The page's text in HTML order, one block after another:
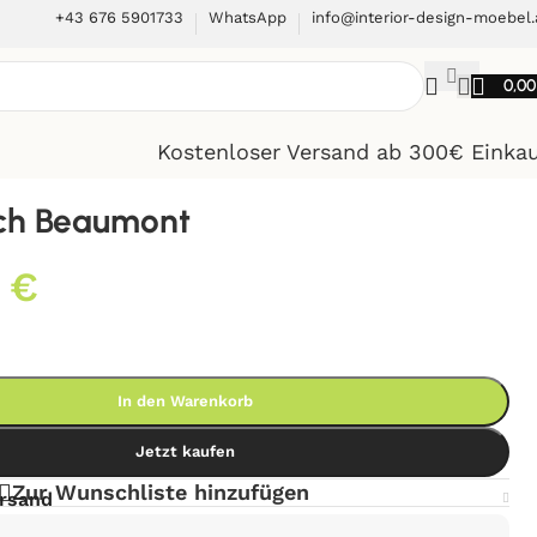
+43 676 5901733 WhatsApp info@interior-design-
Kostenloser Versand ab 300€
Beaumont
€
In den Warenkorb
Jetzt kaufen
Zur Wunschliste hinzufügen